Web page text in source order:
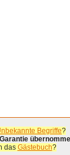
Begriffe?
das Gästebuch?